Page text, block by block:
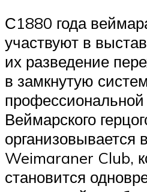
С1880 года
участвуют в
их разведение
в замкнутую
Веймарского
организовывается
Weimaraner Club,
становится